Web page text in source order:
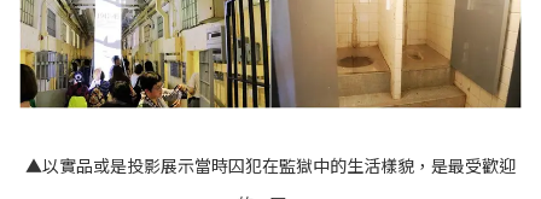
▲以實品或是投影展示當時囚犯在監獄中的生活樣貌，是最受歡迎